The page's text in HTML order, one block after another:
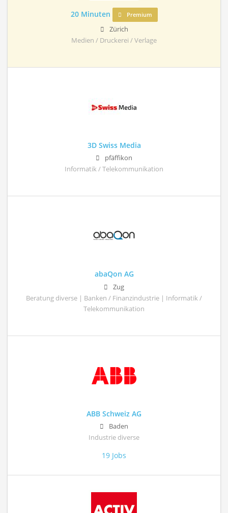
20 Minuten Premium
Zürich
Medien / Druckerei / Verlage
3D Swiss Media
pfäffikon
Informatik / Telekommunikation
abaQon AG
Zug
Beratung diverse | Banken / Finanzindustrie | Informatik /
Telekommunikation
ABB Schweiz AG
Baden
Industrie diverse
19 Jobs